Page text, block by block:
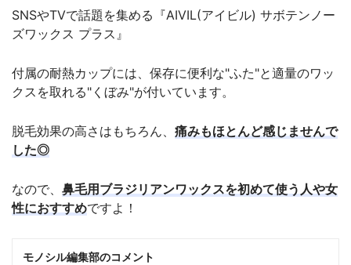
SNSやTVで話題を集める『AIVIL(アイビル) サボテンノー
ズワックス プラス』
付属の耐熱カップには、保存に便利な"ふた"と適量のワッ
クスを取れる"くぼみ"が付いています。
脱毛効果の高さはもちろん、 痛みもほとんど感じませんで
した◎
なので、 鼻毛用ブラジリアンワックスを初めて使う人や女
性におすすめですよ！
モノシル編集部のコメント